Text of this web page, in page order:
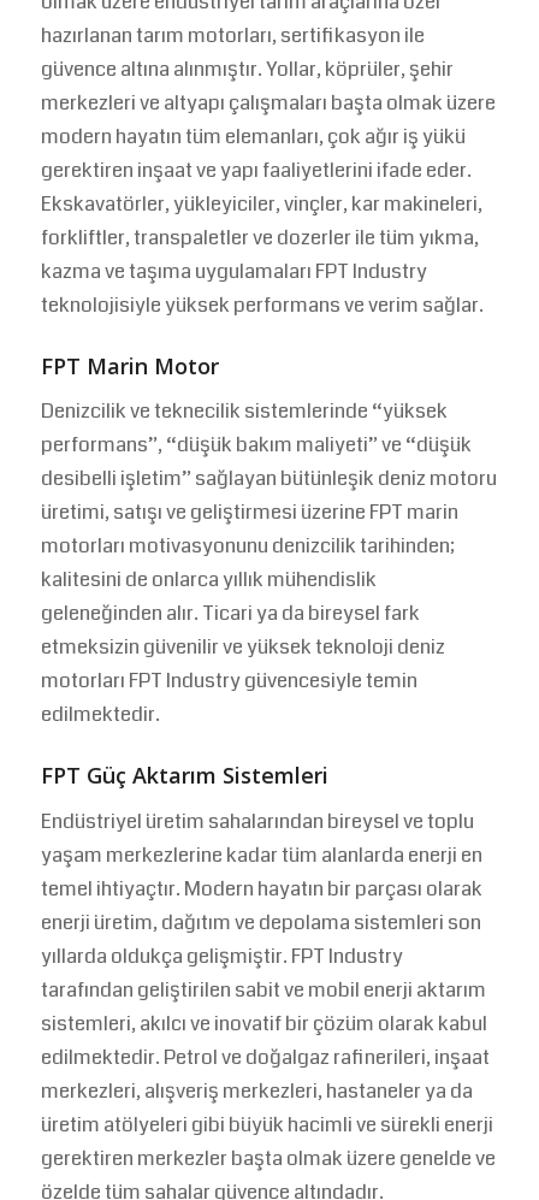
hazırlanan tarım motorları, sertifikasyon ile
güvence altına alınmıştır. Yollar, köprüler, şehir
merkezleri ve altyapı çalışmaları başta olmak üzere
modern hayatın tüm elemanları, çok ağır iş yükü
gerektiren inşaat ve yapı faaliyetlerini ifade eder.
Ekskavatörler, yükleyiciler, vinçler, kar makineleri,
forkliftler, transpaletler ve dozerler ile tüm yıkma,
kazma ve taşıma uygulamaları FPT Industry
teknolojisiyle yüksek performans ve verim sağlar.
FPT Marin Motor
Denizcilik ve teknecilik sistemlerinde “yüksek
performans”, “düşük bakım maliyeti” ve “düşük
desibelli işletim” sağlayan bütünleşik deniz motoru
üretimi, satışı ve geliştirmesi üzerine FPT marin
motorları motivasyonunu denizcilik tarihinden;
kalitesini de onlarca yıllık mühendislik
geleneğinden alır. Ticari ya da bireysel fark
etmeksizin güvenilir ve yüksek teknoloji deniz
motorları FPT Industry güvencesiyle temin
edilmektedir.
FPT Güç Aktarım Sistemleri
Endüstriyel üretim sahalarından bireysel ve toplu
yaşam merkezlerine kadar tüm alanlarda enerji en
temel ihtiyaçtır. Modern hayatın bir parçası olarak
enerji üretim, dağıtım ve depolama sistemleri son
yıllarda oldukça gelişmiştir. FPT Industry
tarafından geliştirilen sabit ve mobil enerji aktarım
sistemleri, akılcı ve inovatif bir çözüm olarak kabul
edilmektedir. Petrol ve doğalgaz rafinerileri, inşaat
merkezleri, alışveriş merkezleri, hastaneler ya da
üretim atölyeleri gibi büyük hacimli ve sürekli enerji
gerektiren merkezler başta olmak üzere genelde ve
özelde tüm sahalar güvence altındadır.